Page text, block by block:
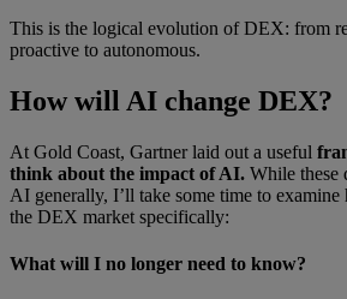
This is the logical evolution of DEX: from
proactive to autonomous.
How will AI change DEX?
At Gold Coast, Gartner laid out a useful
think about the impact of AI. While these
AI generally, I’ll take some time to
the DEX market specifically:
What will I no longer need to know?